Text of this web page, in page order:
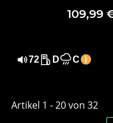
109,99
72 D C
Artikel 1 - 20 von 32